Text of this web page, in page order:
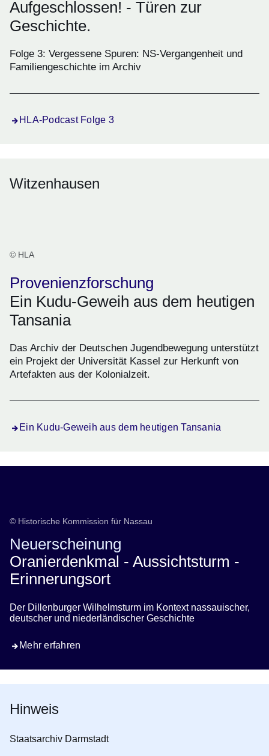
Aufgeschlossen! - Türen zur
Geschichte.
Folge 3: Vergessene Spuren: NS-Vergangenheit und
Familiengeschichte im Archiv
HLA-Podcast Folge 3
Witzenhausen
© HLA
Provenienzforschung
Ein Kudu-Geweih aus dem heutigen
Tansania
Das Archiv der Deutschen Jugendbewegung unterstützt
ein Projekt der Universität Kassel zur Herkunft von
Artefakten aus der Kolonialzeit.
Ein Kudu-Geweih aus dem heutigen Tansania
© Historische Kommission für Nassau
Neuerscheinung
Oranierdenkmal - Aussichtsturm -
Erinnerungsort
Der Dillenburger Wilhelmsturm im Kontext nassauischer,
deutscher und niederländischer Geschichte
Mehr erfahren
Hinweis
Staatsarchiv Darmstadt